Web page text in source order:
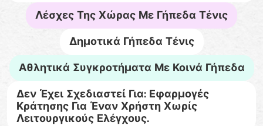
Λέσχες Της Χώρας Με Γήπεδα Τένις
Δημοτικά Γήπεδα Τένις
Αθλητικά Συγκροτήματα Με Κοινά Γήπεδα
Δεν Έχει Σχεδιαστεί Για: Εφαρμογές
Κράτησης Για Έναν Χρήστη Χωρίς
Λειτουργικούς Ελέγχους.